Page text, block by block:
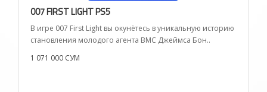
007 FIRST LIGHT PS5
В игре 007 First Light вы окунётесь в уникальную историю
становления молодого агента ВМС Джеймса Бон..
1 071 000 СУМ